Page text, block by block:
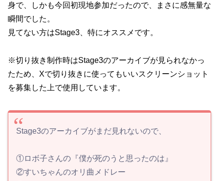
身で、しかも今回初現地参加だったので、まさに感無量な
瞬間でした。
見てない方はStage3、特にオススメです。
※切り抜き制作時はStage3のアーカイブが見られなかっ
たため、Xで切り抜きに使ってもいいスクリーンショット
を募集した上で使用しています。
Stage3のアーカイブがまだ見れないので、
①ロボ子さんの『僕が死のうと思ったのは』
②すいちゃんのオリ曲メドレー